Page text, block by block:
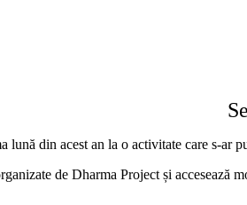
lună din acest an la o activitate care s-ar
de Dharma Project și accesează